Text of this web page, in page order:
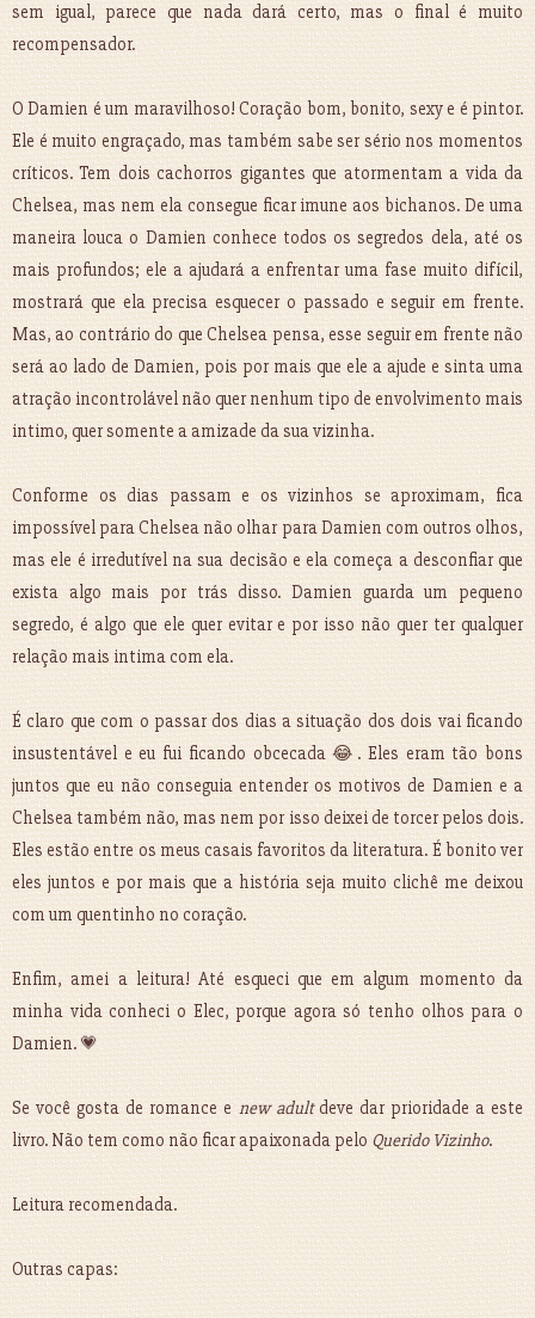
sem igual, parece que nada dará certo, mas o final é muito
recompensador.
O Damien é um maravilhoso! Coração bom, bonito, sexy e é pintor.
Ele é muito engraçado, mas também sabe ser sério nos momentos
críticos. Tem dois cachorros gigantes que atormentam a vida da
Chelsea, mas nem ela consegue ficar imune aos bichanos. De uma
maneira louca o Damien conhece todos os segredos dela, até os
mais profundos; ele a ajudará a enfrentar uma fase muito difícil,
mostrará que ela precisa esquecer o passado e seguir em frente.
Mas, ao contrário do que Chelsea pensa, esse seguir em frente não
será ao lado de Damien, pois por mais que ele a ajude e sinta uma
atração incontrolável não quer nenhum tipo de envolvimento mais
intimo, quer somente a amizade da sua vizinha.
Conforme os dias passam e os vizinhos se aproximam, fica
impossível para Chelsea não olhar para Damien com outros olhos,
mas ele é irredutível na sua decisão e ela começa a desconfiar que
exista algo mais por trás disso. Damien guarda um pequeno
segredo, é algo que ele quer evitar e por isso não quer ter qualquer
relação mais intima com ela.
É claro que com o passar dos dias a situação dos dois vai ficando
insustentável e eu fui ficando obcecada 😂. Eles eram tão bons
juntos que eu não conseguia entender os motivos de Damien e a
Chelsea também não, mas nem por isso deixei de torcer pelos dois.
Eles estão entre os meus casais favoritos da literatura. É bonito ver
eles juntos e por mais que a história seja muito clichê me deixou
com um quentinho no coração.
Enfim, amei a leitura! Até esqueci que em algum momento da
minha vida conheci o Elec, porque agora só tenho olhos para o
Damien. 💗
Se você gosta de romance enew adultdeve dar prioridade a este
livro. Não tem como não ficar apaixonada peloQuerido Vizinho.
Leitura recomendada.
Outras capas: